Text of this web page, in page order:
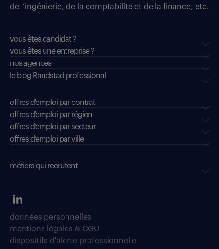
de l’ingénierie, de la comptabilité et de la finance, etc.
vous êtes candidat ?
vous êtes une entreprise ?
nos agences
le blog Randstad professional
offres d'emploi par contrat
offres d'emploi par région
offres d'emploi par secteur
offres d’emploi par ville
métiers qui recrutent
données personnelles
mentions légales & CGU
dispositifs d'alerte professionnelle